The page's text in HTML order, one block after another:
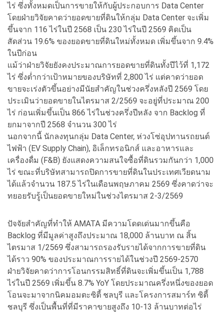
ไร่ ซึ่งทั้งหมดเป็นการขายให้กับผู้ประกอบการ Data Center
โดยฝ่ายวิจัยคาดว่ายอดขายที่ดินให้กลุ่ม Data Center จะเพิ่ม
ขึ้นจาก 116 ไร่ในปี 2568 เป็น 230 ไร่ในปี 2569 คิดเป็น
สัดส่วน 19.6% ของยอดขายที่ดินใหม่ทั้งหมด เพิ่มขึ้นจาก 9.4%
ในปีก่อน
แม้ว่าฝ่ายวิจัยยังคงประมาณการยอดขายที่ดินทั้งปีไว้ที่ 1,172
ไร่ ซึ่งต่ำกว่าเป้าหมายของบริษัทที่ 2,800 ไร่ แต่คาดว่ายอด
ขายจะเร่งตัวขึ้นอย่างมีนัยสำคัญในช่วงครึ่งหลังปี 2569 โดย
ประเมินว่ายอดขายในไตรมาส 2/2569 จะอยู่ที่ประมาณ 200
ไร่ ก่อนเพิ่มขึ้นเป็น 866 ไร่ในช่วงครึ่งปีหลัง จาก Backlog ที่
ยกมาจากปี 2568 จำนวน 300 ไร่
นอกจากนี้ นักลงทุนกลุ่ม Data Center, ห่วงโซ่อุปทานรถยนต์
ไฟฟ้า (EV Supply Chain), อิเล็กทรอนิกส์ และอาหารและ
เครื่องดื่ม (F&B) ยังแสดงความสนใจซื้อที่ดินรวมกันกว่า 1,000
ไร่ ขณะที่บริษัทสามารถปิดการขายที่ดินในประเทศเวียดนาม
ได้แล้วจำนวน 187.5 ไร่ในเดือนพฤษภาคม 2569 ซึ่งคาดว่าจะ
ทยอยรับรู้เป็นยอดขายใหม่ในช่วงไตรมาส 2-3/2569
ปัจจัยสำคัญที่ทำให้ AMATA มีความโดดเด่นมากขึ้นคือ
Backlog ที่มีมูลค่าสูงถึงประมาณ 18,000 ล้านบาท ณ สิ้น
ไตรมาส 1/2569 ซึ่งสามารถรองรับรายได้จากการขายที่ดิน
ได้ราว 90% ของประมาณการรายได้ในช่วงปี 2569-2570
ฝ่ายวิจัยคาดว่าการโอนกรรมสิทธิ์ที่ดินจะเพิ่มขึ้นเป็น 1,788
ไร่ในปี 2569 เพิ่มขึ้น 8.7% YoY โดยประมาณครึ่งหนึ่งของยอด
โอนจะมาจากนิคมอมตะซิตี้ ชลบุรี และโครงการสมาร์ท ซิตี้
ชลบุรี ซึ่งเป็นพื้นที่ที่มีราคาขายสูงถึง 10-13 ล้านบาทต่อไร่